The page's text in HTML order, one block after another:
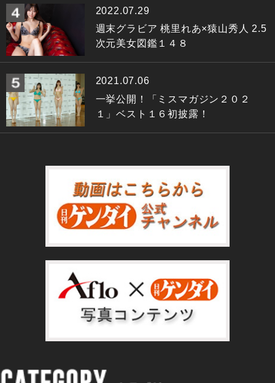
2022.07.29
週末グラビア 桃里れあ×猿山秀人 2.5
次元美女図鑑１４８
2021.07.06
一挙公開！「ミスマガジン２０２
１」ベスト１６初披露！